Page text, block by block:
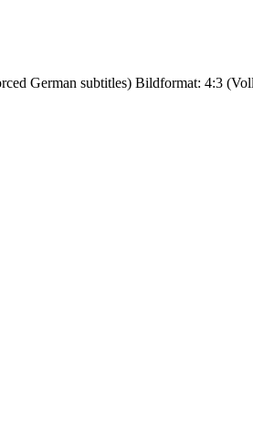
German subtitles) Bildformat: 4:3